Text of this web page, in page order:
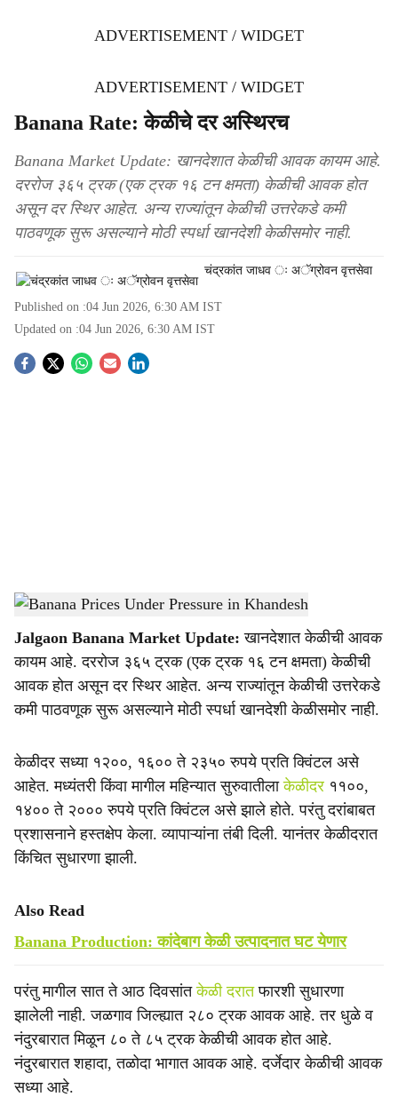
ADVERTISEMENT / WIDGET
ADVERTISEMENT / WIDGET
Banana Rate: केळीचे दर अस्थिरच
Banana Market Update: खानदेशात केळीची आवक कायम आहे.
दररोज ३६५ ट्रक (एक ट्रक १६ टन क्षमता) केळीची आवक होत
असून दर स्थिर आहेत. अन्य राज्यांतून केळीची उत्तरेकडे कमी
पाठवणूक सुरू असल्याने मोठी स्पर्धा खानदेशी केळीसमोर नाही.
चंद्रकांत जाधव ः अॅग्रोवन वृत्तसेवा
Published on :04 Jun 2026, 6:30 AM IST
Updated on :04 Jun 2026, 6:30 AM IST
S
a
r
Banana Prices Under Pressure in Khandesh-Agrowon
Jalgaon Banana Market Update: खानदेशात केळीची आवक
कायम आहे. दररोज ३६५ ट्रक (एक ट्रक १६ टन क्षमता) केळीची
आवक होत असून दर स्थिर आहेत. अन्य राज्यांतून केळीची उत्तरेकडे
कमी पाठवणूक सुरू असल्याने मोठी स्पर्धा खानदेशी केळीसमोर नाही.
केळीदर सध्या १२००, १६०० ते २३५० रुपये प्रति क्विंटल असे
आहेत. मध्यंतरी किंवा मागील महिन्यात सुरुवातीलाकेळीदर ११००,
१४०० ते २००० रुपये प्रति क्विंटल असे झाले होते. परंतु दरांबाबत
प्रशासनाने हस्तक्षेप केला. व्यापाऱ्यांना तंबी दिली. यानंतर केळीदरात
किंचित सुधारणा झाली.
Also Read
Banana Production: कांदेबाग केळी उत्पादनात घट येणार
परंतु मागील सात ते आठ दिवसांतकेळी दरातफारशी सुधारणा
झालेली नाही. जळगाव जिल्ह्यात २८० ट्रक आवक आहे. तर धुळे व
नंदुरबारात मिळून ८० ते ८५ ट्रक केळीची आवक होत आहे.
नंदुरबारात शहादा, तळोदा भागात आवक आहे. दर्जेदार केळीची आवक
सध्या आहे.